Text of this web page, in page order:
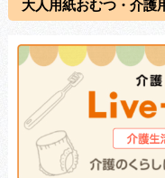
大人用紙おむつ・介護